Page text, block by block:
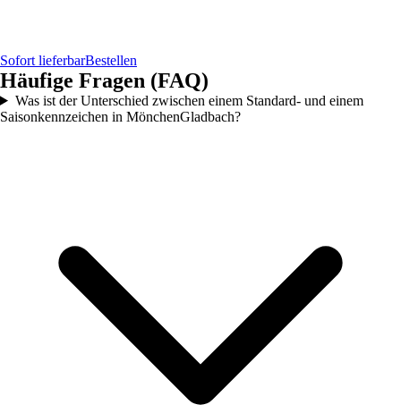
Sofort lieferbarBestellen
Häufige Fragen (FAQ)
Was ist der Unterschied zwischen einem Standard- und einem
Saisonkennzeichen in MönchenGladbach?